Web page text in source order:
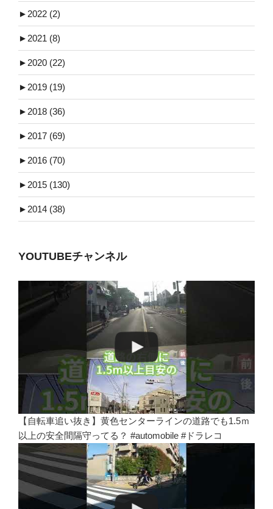
► 2022 (2)
► 2021 (8)
► 2020 (22)
► 2019 (19)
► 2018 (36)
► 2017 (69)
► 2016 (70)
► 2015 (130)
► 2014 (38)
YOUTUBEチャンネル
【自転車追い抜き】黄色センターラインの道路でも1.5ｍ
以上の安全間隔守ってる？ #automobile #ドラレコ